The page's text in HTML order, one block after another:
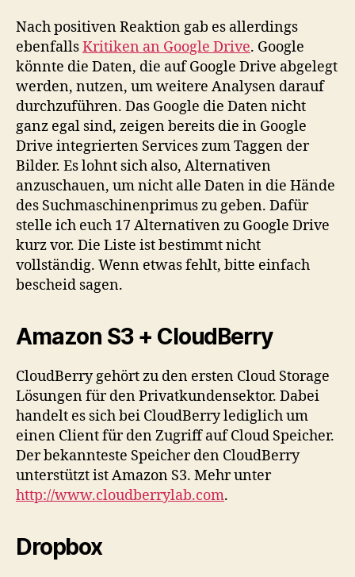
Nach positiven Reaktion gab es allerdings
ebenfallsKritiken an Google Drive. Google
könnte die Daten, die auf Google Drive abgelegt
werden, nutzen, um weitere Analysen darauf
durchzuführen. Das Google die Daten nicht
ganz egal sind, zeigen bereits die in Google
Drive integrierten Services zum Taggen der
Bilder. Es lohnt sich also, Alternativen
anzuschauen, um nicht alle Daten in die Hände
des Suchmaschinenprimus zu geben. Dafür
stelle ich euch 17 Alternativen zu Google Drive
kurz vor. Die Liste ist bestimmt nicht
vollständig. Wenn etwas fehlt, bitte einfach
bescheid sagen.
Amazon S3 + CloudBerry
CloudBerry gehört zu den ersten Cloud Storage
Lösungen für den Privatkundensektor. Dabei
handelt es sich bei CloudBerry lediglich um
einen Client für den Zugriff auf Cloud Speicher.
Der bekannteste Speicher den CloudBerry
unterstützt ist Amazon S3. Mehr unter
http://www.cloudberrylab.com.
Dropbox